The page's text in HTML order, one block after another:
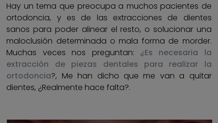
Hay un tema que preocupa a muchos pacientes de
ortodoncia, y es de las extracciones de dientes
sanos para poder alinear el resto, o solucionar una
maloclusión determinada o mala forma de morder.
Muchas veces nos preguntan: ¿Es necesaria la
extracción de piezas dentales para realizar la
ortodoncia?, Me han dicho que me van a quitar
dientes, ¿Realmente hace falta?.